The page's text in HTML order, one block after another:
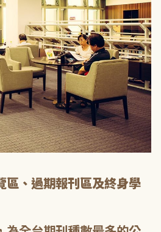
區、過期報刊區及終身學